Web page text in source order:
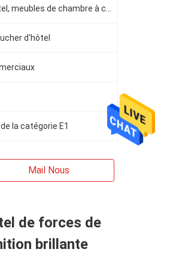
d'hôtel
la catégorie E1
Mail Nous
de forces de
brillante